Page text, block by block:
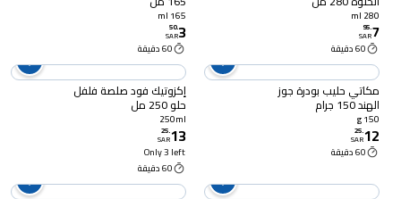
280 ml
7
.
95
SAR
60 دقيقة
165 ml
3
.
50
SAR
60 دقيقة
مكاتي حليب بودرة جوز
الهند 150 جرام
150 g
12
.
25
SAR
60 دقيقة
إكزوتيك فود صلصة فلفل
حلو 250 مل
250ml
13
.
25
SAR
Only 3 left
60 دقيقة